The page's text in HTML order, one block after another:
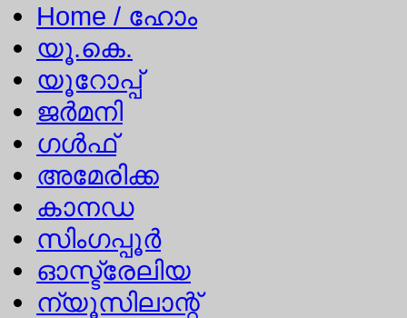
Home / ഹോം
യൂ.കെ.
യൂറോപ്പ്
ജര്‍മനി
ഗള്‍ഫ്
അമേരിക്ക
കാനഡ
സിംഗപ്പൂര്‍
ഓസ്ട്രേലിയ
ന്യൂസിലാന്റ്